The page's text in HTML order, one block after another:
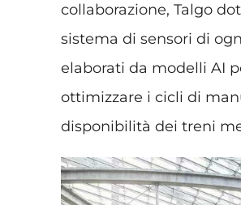
collaborazione, Talgo
sistema di sensori di
elaborati da modelli AI
ottimizzare i cicli di
disponibilità dei treni